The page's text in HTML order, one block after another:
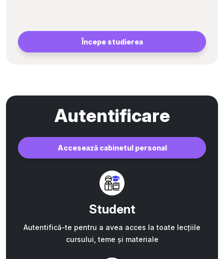
Începe studierea
Autentificare
Accesează cabinetul personal
Student
Autentifică-te pentru a avea acces la toate lecțiile
cursului, teme și materiale